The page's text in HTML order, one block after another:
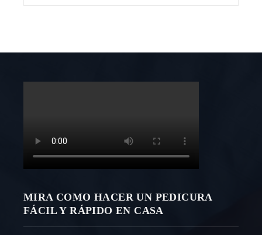
MIRA COMO HACER UN PEDICURA
FÁCIL Y RÁPIDO EN CASA